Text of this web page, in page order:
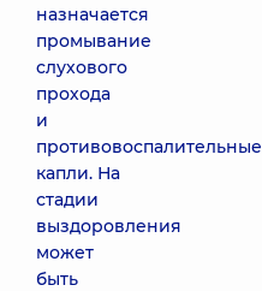
назначается
промывание
слухового
прохода
и
противовоспалительные
капли. На
стадии
выздоровления
может
быть